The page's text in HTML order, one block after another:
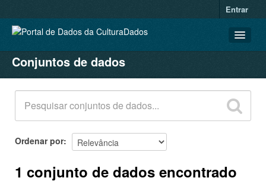
Entrar
CONJUNTOS DE DADOS
ORGANIZAÇÕES
GRUPOS
SOBRE
Conjuntos de dados
Ordenar por
1 conjunto de dados encontrado